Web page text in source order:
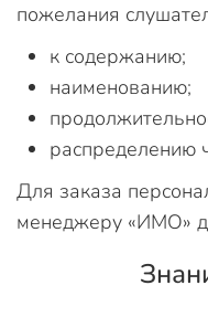
пожелания
к содержанию;
наименованию;
распределению
Для заказа
менеджеру «ИМО»